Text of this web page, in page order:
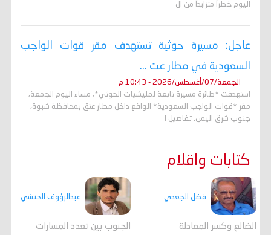
اليوم خطراً متزايداً من ال
عاجل: مسيرة حوثية تستهدف مقر قوات الواجب
السعودية في مطار عت ...
الجمعة/07/أغسطس/2026 - 10:43 م
استهدفت *طائرة مسيرة تابعة لمليشيات الحوثي*، مساء اليوم الجمعة،
مقر *قوات الواجب السعودية* الواقع داخل مطار عتق بمحافظة شبوة،
جنوب شرق اليمن. تفاصيل ا
كتابات واقلام
فضل الجعدي
الضالع وكسر المعادلة
عبدالرؤوف الحنشي
الجنوب بين تعدد المسارات